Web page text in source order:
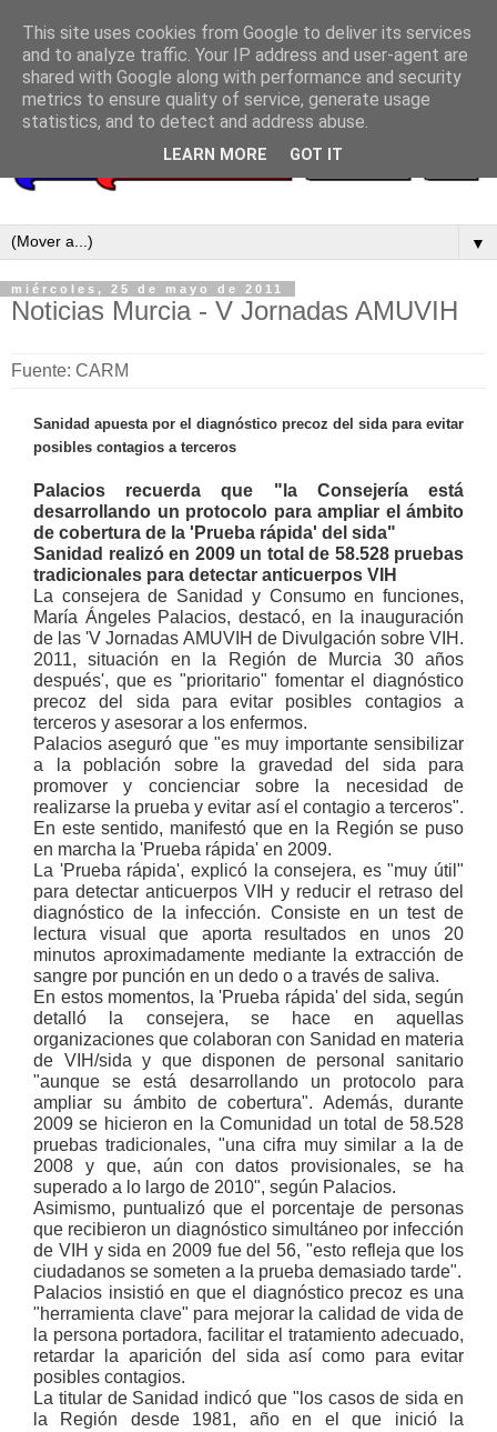
▼
miércoles, 25 de mayo de 2011
Noticias Murcia - V Jornadas AMUVIH
Fuente: CARM
Sanidad apuesta por el diagnóstico precoz del sida para evitar
posibles contagios a terceros
Palacios recuerda que "la Consejería está
desarrollando un protocolo para ampliar el ámbito
de cobertura de la 'Prueba rápida' del sida"
Sanidad realizó en 2009 un total de 58.528 pruebas
tradicionales para detectar anticuerpos VIH
La consejera de Sanidad y Consumo en funciones,
María Ángeles Palacios, destacó, en la inauguración
de las 'V Jornadas AMUVIH de Divulgación sobre VIH.
2011, situación en la Región de Murcia 30 años
después', que es "prioritario" fomentar el diagnóstico
precoz del sida para evitar posibles contagios a
terceros y asesorar a los enfermos.
Palacios aseguró que "es muy importante sensibilizar
a la población sobre la gravedad del sida para
promover y concienciar sobre la necesidad de
realizarse la prueba y evitar así el contagio a terceros".
En este sentido, manifestó que en la Región se puso
en marcha la 'Prueba rápida' en 2009.
La 'Prueba rápida', explicó la consejera, es "muy útil"
para detectar anticuerpos VIH y reducir el retraso del
diagnóstico de la infección. Consiste en un test de
lectura visual que aporta resultados en unos 20
minutos aproximadamente mediante la extracción de
sangre por punción en un dedo o a través de saliva.
En estos momentos, la 'Prueba rápida' del sida, según
detalló la consejera, se hace en aquellas
organizaciones que colaboran con Sanidad en materia
de VIH/sida y que disponen de personal sanitario
"aunque se está desarrollando un protocolo para
ampliar su ámbito de cobertura". Además, durante
2009 se hicieron en la Comunidad un total de 58.528
pruebas tradicionales, "una cifra muy similar a la de
2008 y que, aún con datos provisionales, se ha
superado a lo largo de 2010", según Palacios.
Asimismo, puntualizó que el porcentaje de personas
que recibieron un diagnóstico simultáneo por infección
de VIH y sida en 2009 fue del 56, "esto refleja que los
ciudadanos se someten a la prueba demasiado tarde".
Palacios insistió en que el diagnóstico precoz es una
"herramienta clave" para mejorar la calidad de vida de
la persona portadora, facilitar el tratamiento adecuado,
retardar la aparición del sida así como para evitar
posibles contagios.
La titular de Sanidad indicó que "los casos de sida en
la Región desde 1981, año en el que inició la
This site uses cookies from Google to deliver its services
and to analyze traffic. Your IP address and user-agent are
shared with Google along with performance and security
metrics to ensure quality of service, generate usage
statistics, and to detect and address abuse.
LEARN MORE GOT IT